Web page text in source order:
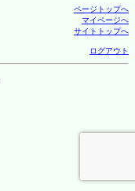
ページトップへ
マイページへ
サイトトップへ
ログアウト